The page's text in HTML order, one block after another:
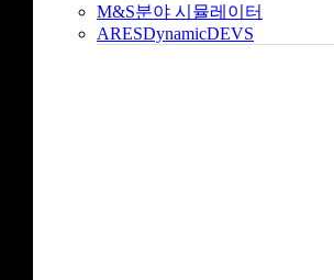
M&S분야 시뮬레이터
ARESDynamicDEVS